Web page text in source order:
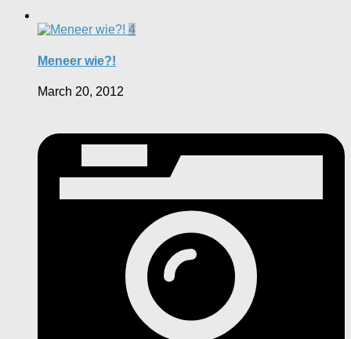
4
Meneer wie?!
March 20, 2012